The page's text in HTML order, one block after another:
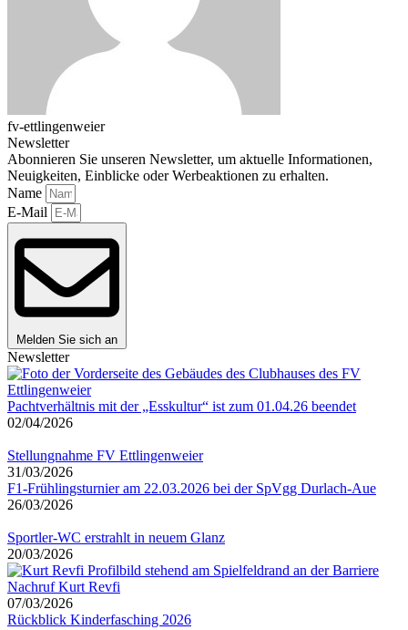
fv-ettlingenweier
Newsletter
Abonnieren Sie unseren Newsletter, um aktuelle Informationen,
Neuigkeiten, Einblicke oder Werbeaktionen zu erhalten.
Name
E-Mail
Melden Sie sich an
Newsletter
Pachtverhältnis mit der „Esskultur“ ist zum 01.04.26 beendet
02/04/2026
Stellungnahme FV Ettlingenweier
31/03/2026
F1-Frühlingsturnier am 22.03.2026 bei der SpVgg Durlach-Aue
26/03/2026
Sportler-WC erstrahlt in neuem Glanz
20/03/2026
Nachruf Kurt Revfi
07/03/2026
Rückblick Kinderfasching 2026